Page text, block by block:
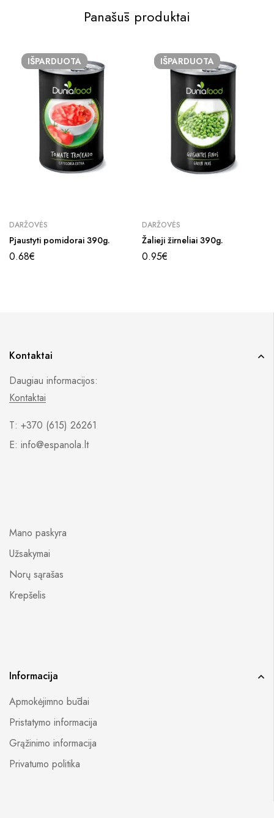
Panašūs produktai
IŠPARDUOTA
DARŽOVĖS
Pjaustyti pomidorai 390g.
0.68€
IŠPARDUOTA
DARŽOVĖS
Žalieji žirneliai 390g.
0.95€
Kontaktai
Daugiau informacijos:
Kontaktai
T: +370 (615) 26261
E: info@espanola.lt
Mano paskyra
Užsakymai
Norų sąrašas
Krepšelis
Informacija
Apmokėjimno būdai
Pristatymo informacija
Grąžinimo informacija
Privatumo politika